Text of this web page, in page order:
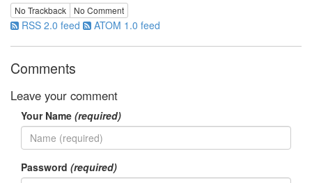
No Trackback No Comment
RSS 2.0 feed ATOM 1.0 feed
Comments
Leave your comment
Your Name (required)
Password (required)
리
눅
42
프
로
그
밍
57
Mozilla
23
Tip